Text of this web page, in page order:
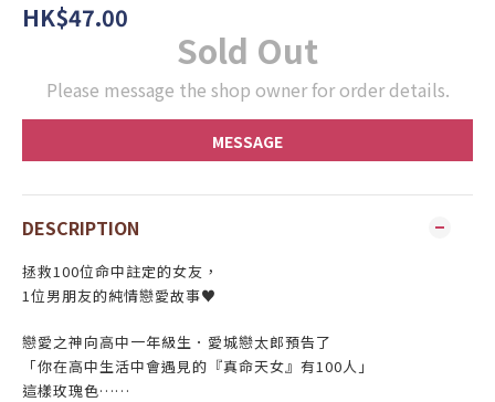
HK$47.00
Sold Out
Please message the shop owner for order details.
MESSAGE
DESCRIPTION
拯救100位命中註定的女友，
1位男朋友的純情戀愛故事♥
戀愛之神向高中一年級生．愛城戀太郎預告了
「你在高中生活中會遇見的『真命天女』有100人」
這樣玫瑰色……